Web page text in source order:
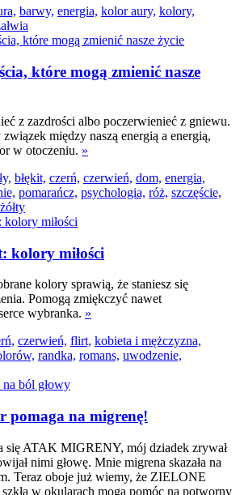
barwy, energia, kolor aury, kolory,
które mogą zmienić nasze
z zazdrości albo poczerwienieć z gniewu.
między naszą energią a energią,
w otoczeniu. »
błękit, czerń, czerwień, dom, energia,
pomarańcz, psychologia, róż, szczęście,
żółty
kolory miłości
kolory sprawią, że staniesz się
Pomogą zmiękczyć nawet
wybranka. »
czerwień, flirt, kobieta i mężczyzna,
randka, romans, uwodzenie,
pomaga na migrenę!
się ATAK MIGRENY, mój dziadek zrywał
nimi głowę. Mnie migrena skazała na
Teraz oboje już wiemy, że ZIELONE
w okularach mogą pomóc na potworny